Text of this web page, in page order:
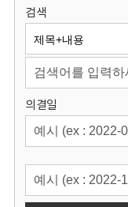
검색
의결일